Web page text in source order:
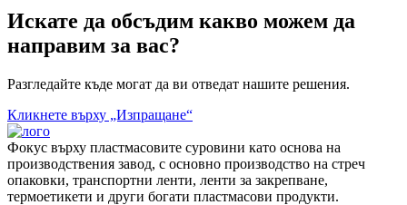
Искате да обсъдим какво можем да
направим за вас?
Разгледайте къде могат да ви отведат нашите решения.
Кликнете върху „Изпращане“
Фокус върху пластмасовите суровини като основа на
производствения завод, с основно производство на стреч
опаковки, транспортни ленти, ленти за закрепване,
термоетикети и други богати пластмасови продукти.